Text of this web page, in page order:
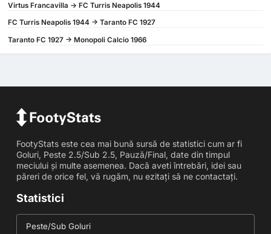
Virtus Francavilla -> FC Turris Neapolis 1944
FC Turris Neapolis 1944 -> Taranto FC 1927
Taranto FC 1927 -> Monopoli Calcio 1966
FootyStats este cea mai bună sursă de statistici cum ar fi
Goluri, Peste 2.5/Sub 2.5, Pauză/Final, date din timpul
meciului și multe asemenea. Dacă aveti întrebări, idei sau
păreri de orice fel, vă rugăm, nu ezitați să ne contactați.
Statistici
Peste/Sub Goluri